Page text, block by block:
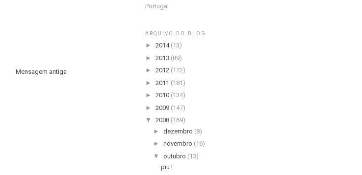
Mensagem antiga
Portugal
ARQUIVO DO BLOG
► 2014 (13)
► 2013 (89)
► 2012 (172)
► 2011 (181)
► 2010 (134)
► 2009 (147)
▼ 2008 (169)
► dezembro (8)
► novembro (16)
▼ outubro (13)
piu !